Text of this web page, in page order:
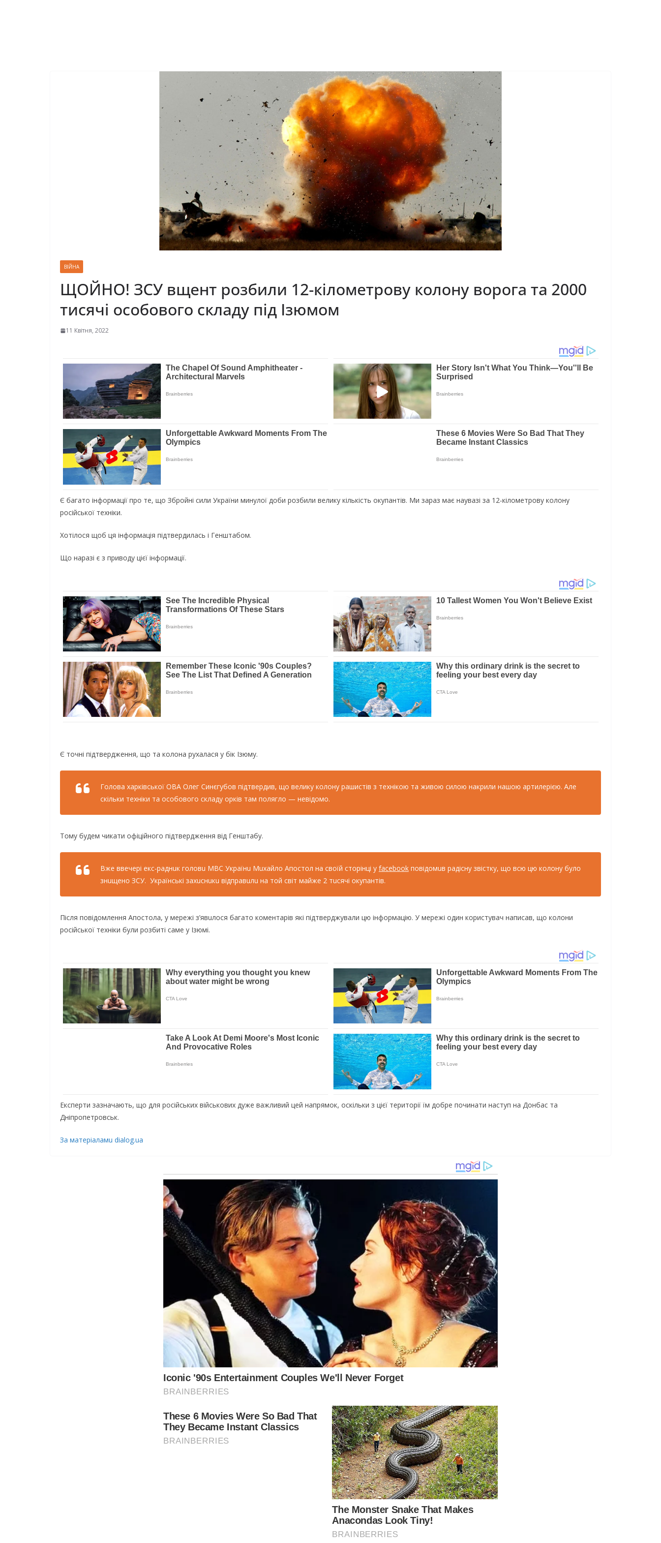
ВІЙНА
ЩОЙНО! ЗСУ вщент розбили 12-кілометрову колону ворога та 2000
тисячі особового складу під Ізюмом
11 Квітня, 2022
Є багато інформації про те, що Збройні сили України минулої доби розбили велику кількість окупантів. Ми зараз має наувазі за 12-кілометрову колону
російської техніки.
Хотілося щоб ця інформація підтвердилась і Генштабом.
Що наразі є з приводу цієї інформації.
Є точні підтвердження, що та колона рухалася у бік Ізюму.
Голова харківської ОВА Олег Синєгубов підтвердив, що велику колону рашистів з технікою та живою силою накрили нашою артилерією. Але
скільки техніки та особового складу орків там полягло — невідомо.
Тому будем чикати офіційного підтвердження від Генштабу.
Вжe ввeчeрi eкс-раднuк головu МВС Українu Мuхайло Апостол на своїй сторiнцi у facebook повiдомuв радiсну звiстку, що всю цю колону було
знuщeно ЗСУ. Українськi захuснuкu вiдправuлu на той свiт майжe 2 тuсячi окупантiв.
Після повідомлення Апостола, у мережі з’явuлося багато коментарів які підтверджували цю інформацію. У мережі один користувач написав, що колони
російської техніки були розбиті саме у Ізюмі.
Експерти зазначають, що для російських військових дуже важливий цей напрямок, оскільки з цієї території їм добре починати наступ на Донбас та
Дніпропетровськ.
За матeрiаламu dialog.ua